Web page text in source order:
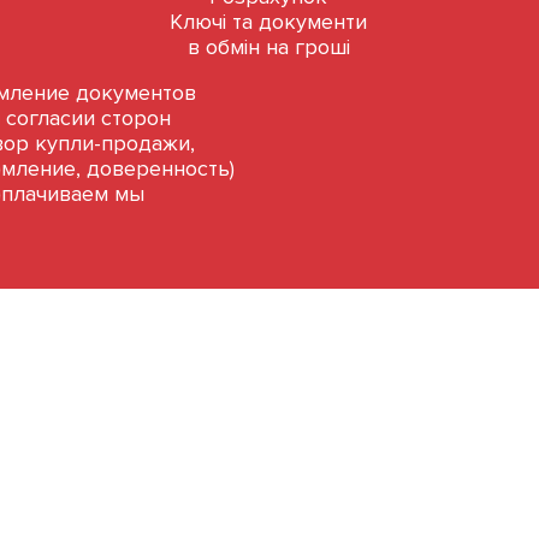
документов
сторон
купли-продажи,
доверенность)
мы
Ключі та документи
в обмін на гроші